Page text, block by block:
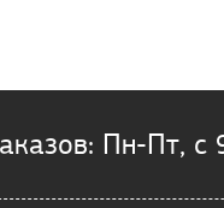
Пн-Пт, с